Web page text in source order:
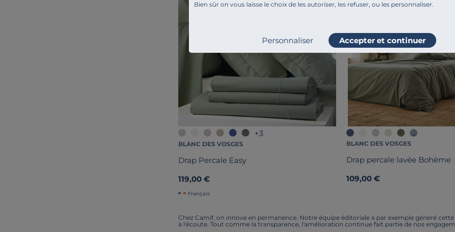
Bien sûr on vous laisse le choix de les autoriser, les refuser, ou les personnaliser.
Personnaliser Accepter et continuer
+3
BLANC DES VOSGES
Drap Percale Easy
119,00 €
Français
BLANC DES VOSGES
Drap percale lavée Bohème
109,00 €
Chez Camif, on innove en permanence. Notre équipe éditoriale a par exemple généré
à l'écoute. Tout comme la transparence, l'amélioration continue fait partie de nos